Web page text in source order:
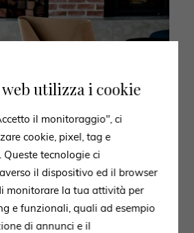
utilizza i cookie
il monitoraggio", ci
cookie, pixel, tag e
tecnologie ci
il dispositivo ed il browser
monitorare la tua attività per
e funzionali, quali ad esempio
di annunci e il